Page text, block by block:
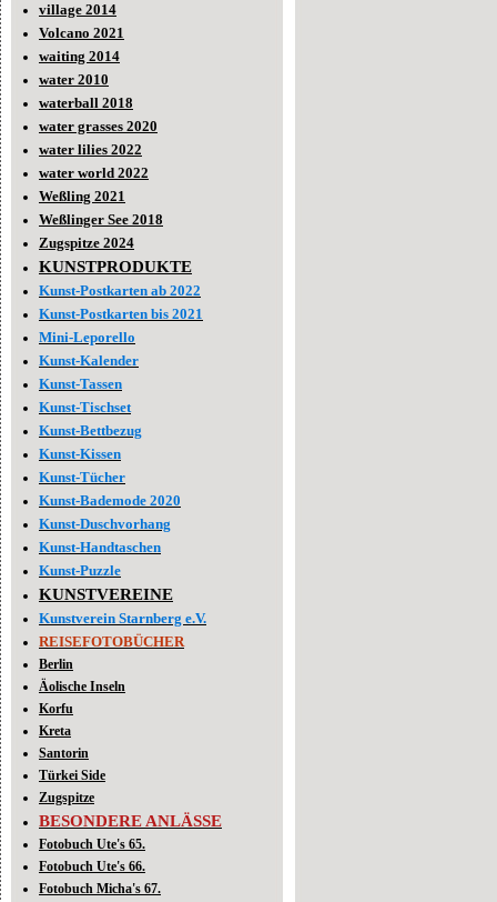
village 2014
Volcano 2021
waiting 2014
water 2010
waterball 2018
water grasses 2020
water lilies 2022
water world 2022
Weßling 2021
Weßlinger See 2018
Zugspitze 2024
KUNSTPRODUKTE
Kunst-Postkarten ab 2022
Kunst-Postkarten bis 2021
Mini-Leporello
Kunst-Kalender
Kunst-Tassen
Kunst-Tischset
Kunst-Bettbezug
Kunst-Kissen
Kunst-Tücher
Kunst-Bademode 2020
Kunst-Duschvorhang
Kunst-Handtaschen
Kunst-Puzzle
KUNSTVEREINE
Kunstverein Starnberg e.V.
REISEFOTOBÜCHER
Berlin
Äolische Inseln
Korfu
Kreta
Santorin
Türkei Side
Zugspitze
BESONDERE ANLÄSSE
Fotobuch Ute's 65.
Fotobuch Ute's 66.
Fotobuch Micha's 67.